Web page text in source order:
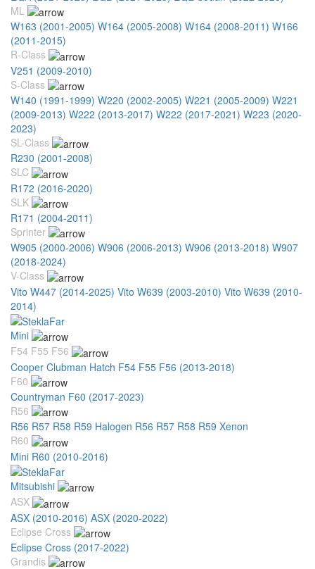
ML
W163 (2001-2005) W164 (2005-2008) W164 (2008-2011) W166
(2011-2015)
R-Class
V251 (2009-2010)
S-Class
W140 (1991-1999) W220 (2002-2005) W221 (2005-2009) W221
(2009-2013) W222 (2013-2017) W222 (2017-2021) W223 (2020-
2023)
SL-Class
R230 (2001-2008)
SLC
R172 (2016-2020)
SLK
R171 (2004-2011)
Sprinter
W905 (2000-2006) W906 (2006-2013) W906 (2013-2018) W907
(2018-2024)
V-Class
Vito W447 (2014-2025) Vito W639 (2003-2010) Vito W639 (2010-
2014)
Mini
F54 F55 F56
Cooper Clubman Hatch F54 F55 F56 (2013-2018)
F60
Countryman F60 (2017-2023)
R56
R56 R57 R58 R59 Halogen R56 R57 R58 R59 Xenon
R60
Mini R60 (2010-2016)
Mitsubishi
ASX
ASX (2010-2016) ASX (2020-2022)
Eclipse Cross
Eclipse Cross (2017-2022)
Grandis